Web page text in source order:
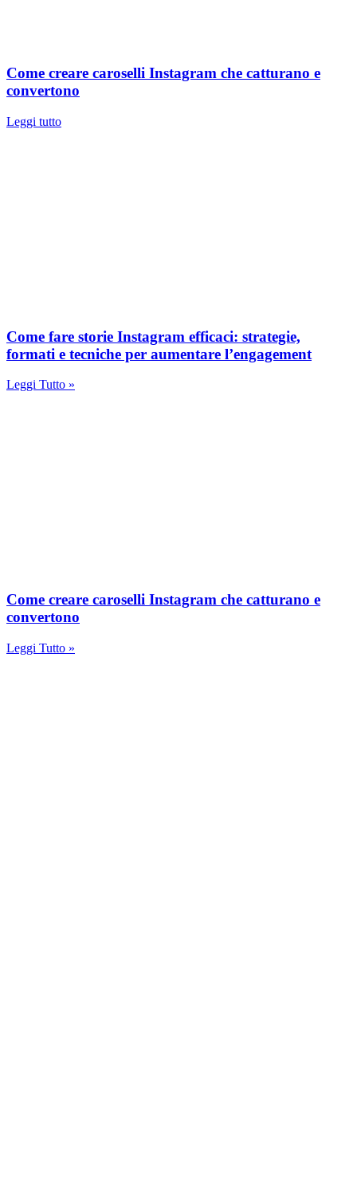
Come creare caroselli Instagram che catturano e
convertono
Leggi tutto
Come fare storie Instagram efficaci: strategie,
formati e tecniche per aumentare l’engagement
Leggi Tutto »
Come creare caroselli Instagram che catturano e
convertono
Leggi Tutto »